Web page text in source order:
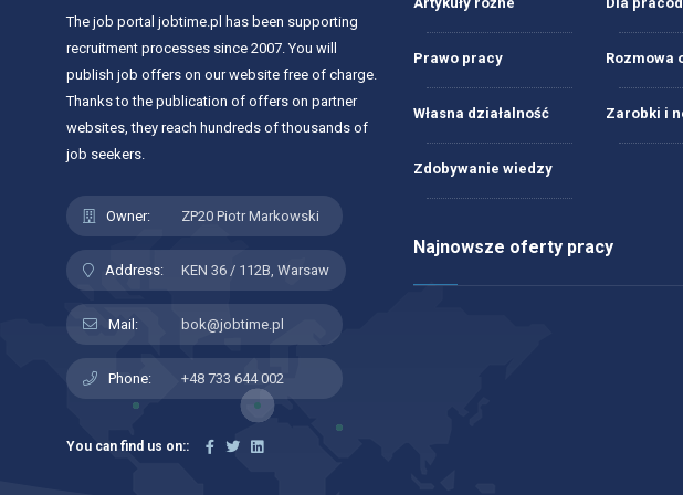
The job portal jobtime.pl has been supporting
recruitment processes since 2007. You will
publish job offers on our website free of charge.
Thanks to the publication of offers on partner
websites, they reach hundreds of thousands of
job seekers.
Owner: ZP20 Piotr Markowski
Address: KEN 36 / 112B, Warsaw
Mail: bok@jobtime.pl
Phone: +48 733 644 002
You can find us on::
Prawo pracy Rozmowa
Własna działalność Zarobki i
Zdobywanie wiedzy
Najnowsze oferty pracy